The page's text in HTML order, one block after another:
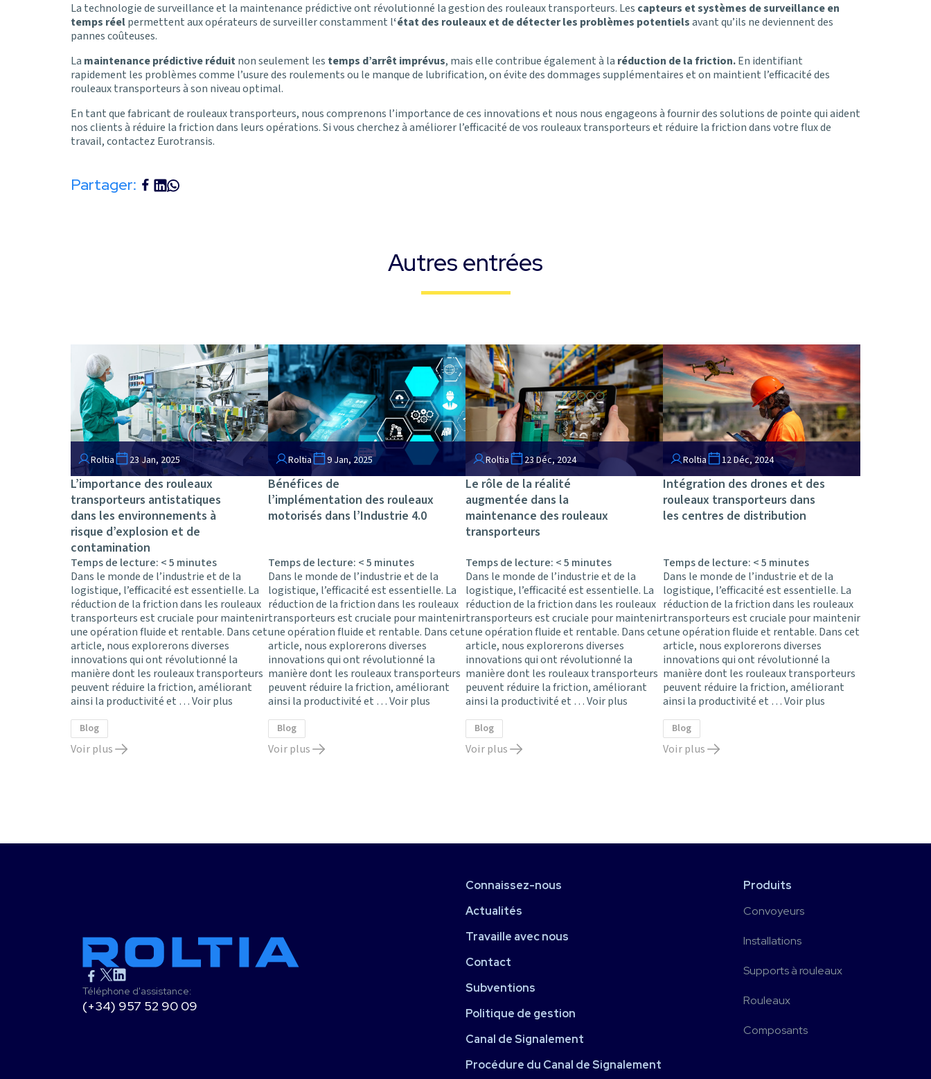
La technologie de surveillance et la maintenance prédictive ont révolutionné la gestion des rouleaux transporteurs. Les capteurs et systèmes de surveillance en
temps réelpermettent aux opérateurs de surveiller constamment l‘état des rouleaux et de détecter les problèmes potentielsavant qu’ils ne deviennent des
pannes coûteuses.
La maintenance prédictiveréduitnon seulement les temps d’arrêt imprévus, mais elle contribue également à la réduction de la friction.En identifiant
rapidement les problèmes comme l’usure des roulements ou le manque de lubrification, on évite des dommages supplémentaires et on maintient l’efficacité des
rouleaux transporteurs à son niveau optimal.
En tant que fabricant de rouleaux transporteurs, nous comprenons l’importance de ces innovations et nous nous engageons à fournir des solutions de pointe qui aident
nos clients à réduire la friction dans leurs opérations. Si vous cherchez à améliorer l’efficacité de vos rouleaux transporteurs et réduire la friction dans votre flux de
travail, contactez Eurotransis.
Partager:
Autres entrées
Roltia 23 Jan, 2025
L’importance des rouleaux
transporteurs antistatiques
dans les environnements à
risque d’explosion et de
contamination
Temps de lecture: < 5 minutes
Dans le monde de l’industrie et de la
logistique, l’efficacité est essentielle. La
réduction de la friction dans les rouleaux
transporteurs est cruciale pour maintenir
une opération fluide et rentable. Dans cet
article, nous explorerons diverses
innovations qui ont révolutionné la
manière dont les rouleaux transporteurs
peuvent réduire la friction, améliorant
ainsi la productivité et …Voir plus
Blog
Voir plus
Roltia 9 Jan, 2025
Bénéfices de
l’implémentation des rouleaux
motorisés dans l’Industrie 4.0
Temps de lecture: < 5 minutes
Dans le monde de l’industrie et de la
logistique, l’efficacité est essentielle. La
réduction de la friction dans les rouleaux
transporteurs est cruciale pour maintenir
une opération fluide et rentable. Dans cet
article, nous explorerons diverses
innovations qui ont révolutionné la
manière dont les rouleaux transporteurs
peuvent réduire la friction, améliorant
ainsi la productivité et …Voir plus
Blog
Voir plus
Roltia 23 Déc, 2024
Le rôle de la réalité
augmentée dans la
maintenance des rouleaux
transporteurs
Temps de lecture: < 5 minutes
Dans le monde de l’industrie et de la
logistique, l’efficacité est essentielle. La
réduction de la friction dans les rouleaux
transporteurs est cruciale pour maintenir
une opération fluide et rentable. Dans cet
article, nous explorerons diverses
innovations qui ont révolutionné la
manière dont les rouleaux transporteurs
peuvent réduire la friction, améliorant
ainsi la productivité et …Voir plus
Blog
Voir plus
Roltia 12 Déc, 2024
Intégration des drones et des
rouleaux transporteurs dans
les centres de distribution
Temps de lecture: < 5 minutes
Dans le monde de l’industrie et de la
logistique, l’efficacité est essentielle. La
réduction de la friction dans les rouleaux
transporteurs est cruciale pour maintenir
une opération fluide et rentable. Dans cet
article, nous explorerons diverses
innovations qui ont révolutionné la
manière dont les rouleaux transporteurs
peuvent réduire la friction, améliorant
ainsi la productivité et …Voir plus
Blog
Voir plus
Téléphone d'assistance:
(+34) 957 52 90 09
Connaissez-nous
Actualités
Travaille avec nous
Contact
Subventions
Politique de gestion
Canal de Signalement
Procédure du Canal de Signalement
Produits
Convoyeurs
Installations
Supports à rouleaux
Rouleaux
Composants